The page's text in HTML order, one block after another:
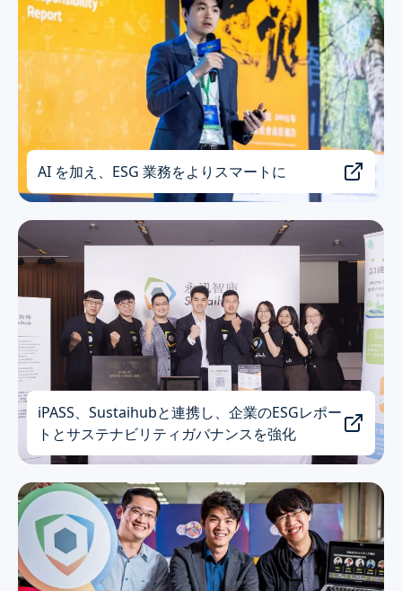
AI を加え、ESG 業務をよりスマートに
iPASS、Sustaihubと連携し、企業のESGレポー
トとサステナビリティガバナンスを強化